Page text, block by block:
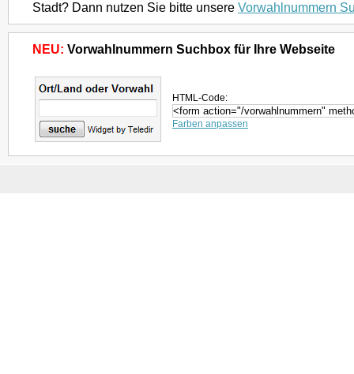
Stadt? Dann nutzen Sie bitte unsere Vorwahlnummern
NEU: Vorwahlnummern Suchbox für Ihre Webseite
HTML-Code:
Farben anpassen